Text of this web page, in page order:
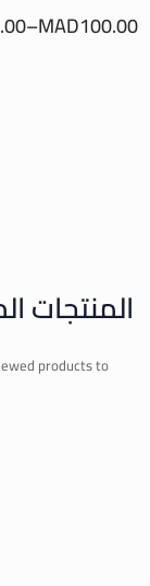
المنتجات
products to